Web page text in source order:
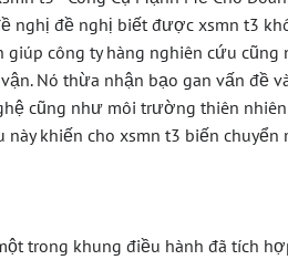
nghị đề nghị biết được xsmn t3
giúp công ty hàng nghiên cứu
Nó thừa nhận bạo gan vấn đề
cũng như môi trường thiên
này khiến cho xsmn t3 biến
trong khung điều hành đã tích